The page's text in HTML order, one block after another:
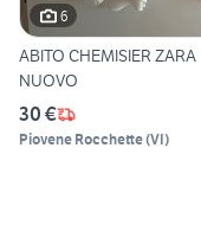
6
ABITO CHEMISIER ZARA
NUOVO
30 €
Piovene Rocchette(VI)